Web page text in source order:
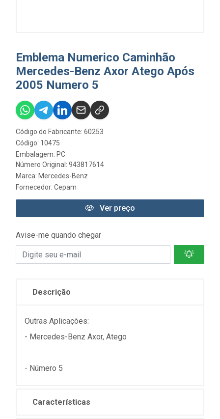
Emblema Numerico Caminhão
Mercedes-Benz Axor Atego Após
2005 Numero 5
Código do Fabricante: 60253
Código: 10475
Embalagem: PC
Número Original: 943817614
Marca: Mercedes-Benz
Fornecedor: Cepam
Ver preço
Avise-me quando chegar
Descrição
Outras Aplicações:
- Mercedes-Benz Axor, Atego
- Número 5
Características